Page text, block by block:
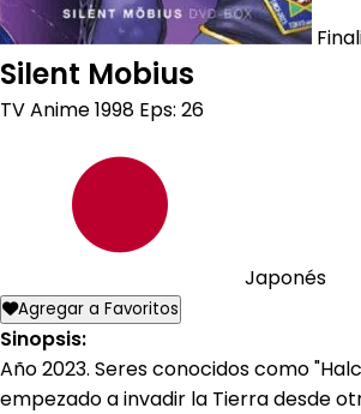
Silent Mobius
TV Anime1998 Eps: 26
Japonés
Agregar a Favoritos
Sinopsis:
Año 2023. Seres conocidos como
empezado a invadir la Tierra desde